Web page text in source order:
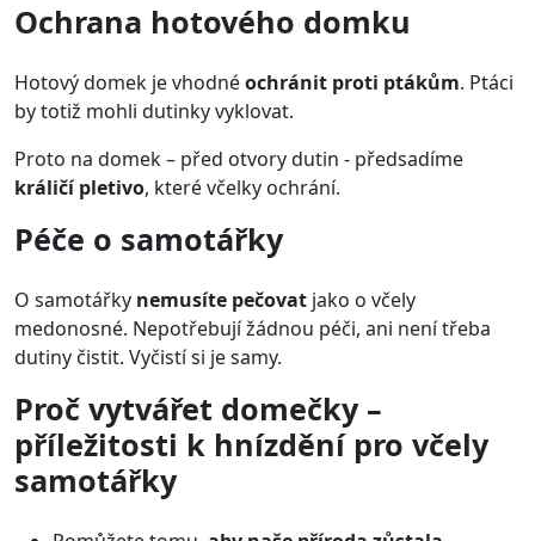
Ochrana hotového domku
Hotový domek je vhodnéochránit proti ptákům. Ptáci
by totiž mohli dutinky vyklovat.
Proto na domek – před otvory dutin - předsadíme
králičí pletivo, které včelky ochrání.
Péče o samotářky
O samotářky nemusíte pečovat jako o včely
medonosné. Nepotřebují žádnou péči, ani není třeba
dutiny čistit. Vyčistí si je samy.
Proč vytvářet domečky –
příležitosti k hnízdění pro včely
samotářky